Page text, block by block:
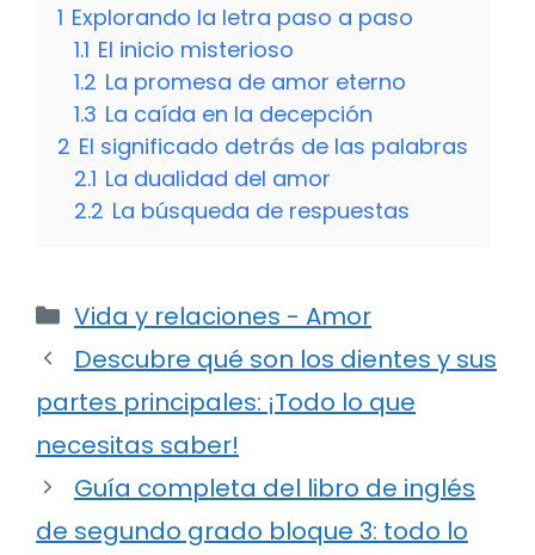
1 Explorando la letra paso a paso
1.1 El inicio misterioso
1.2 La promesa de amor eterno
1.3 La caída en la decepción
2 El significado detrás de las palabras
2.1 La dualidad del amor
2.2 La búsqueda de respuestas
Categorías
Vida y relaciones - Amor
Descubre qué son los dientes y sus
partes principales: ¡Todo lo que
necesitas saber!
Guía completa del libro de inglés
de segundo grado bloque 3: todo lo